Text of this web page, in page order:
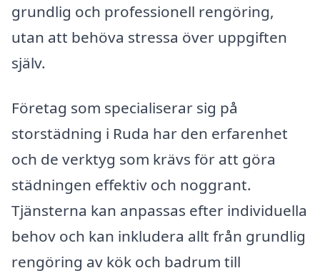
grundlig och professionell rengöring,
utan att behöva stressa över uppgiften
själv.
Företag som specialiserar sig på
storstädning i Ruda har den erfarenhet
och de verktyg som krävs för att göra
städningen effektiv och noggrant.
Tjänsterna kan anpassas efter individuella
behov och kan inkludera allt från grundlig
rengöring av kök och badrum till